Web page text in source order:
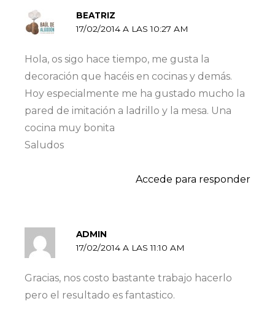
BEATRIZ
17/02/2014 A LAS 10:27 AM
Hola, os sigo hace tiempo, me gusta la
decoración que hacéis en cocinas y demás.
Hoy especialmente me ha gustado mucho la
pared de imitación a ladrillo y la mesa. Una
cocina muy bonita
Saludos
Accede para responder
ADMIN
17/02/2014 A LAS 11:10 AM
Gracias, nos costo bastante trabajo hacerlo
pero el resultado es fantastico.